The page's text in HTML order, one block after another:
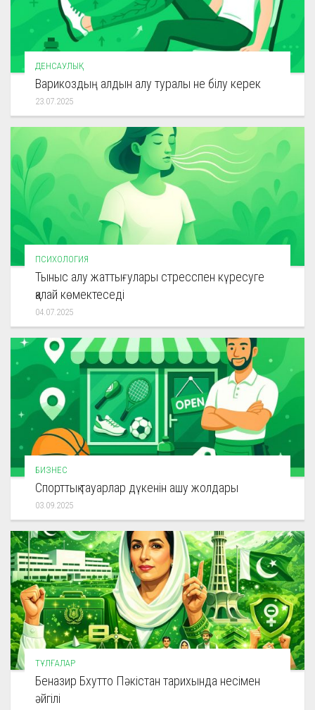
ДЕНСАУЛЫҚ
Варикоздың алдын алу туралы не білу керек
23.07.2025
ПСИХОЛОГИЯ
Тыныс алу жаттығулары стресспен күресуге
қалай көмектеседі
04.07.2025
БИЗНЕС
Спорттық тауарлар дүкенін ашу жолдары
03.09.2025
ТҰЛҒАЛАР
Беназир Бхутто Пәкістан тарихында несімен
әйгілі